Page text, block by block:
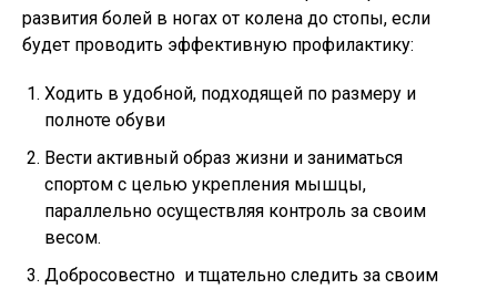
развития болей в ногах от колена до стопы, если
будет проводить эффективную профилактику:
Ходить в удобной, подходящей по размеру и
полноте обуви
Вести активный образ жизни и заниматься
спортом с целью укрепления мышцы,
параллельно осуществляя контроль за своим
весом.
Добросовестно и тщательно следить за своим